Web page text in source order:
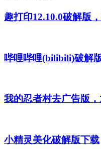
趣打印12.10.0破解版
哔哩哔哩(bilibili)破解
我的忍者村去广告版
小精灵美化破解版下载